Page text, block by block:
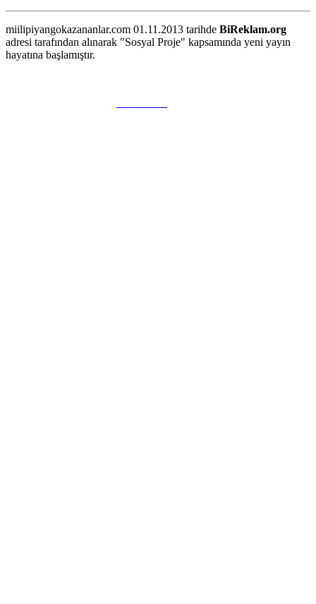
miilipiyangokazananlar.com 01.11.2013 tarihde BiReklam.org
adresi tarafından alınarak "Sosyal Proje" kapsamında yeni yayın
hayatına başlamıştır.